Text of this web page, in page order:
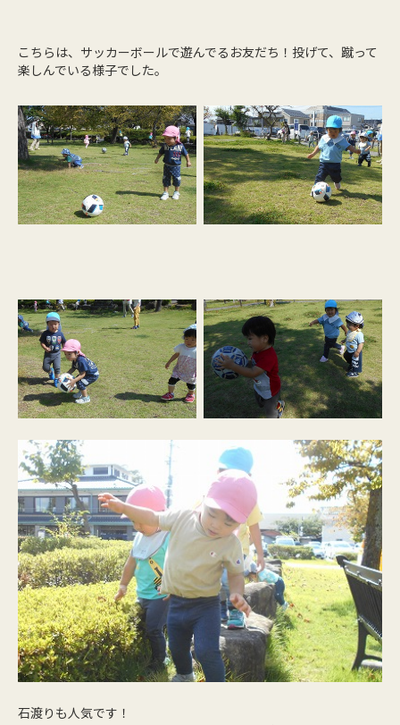
こちらは、サッカーボールで遊んでるお友だち！投げて、蹴って
楽しんでいる様子でした。
石渡りも人気です！